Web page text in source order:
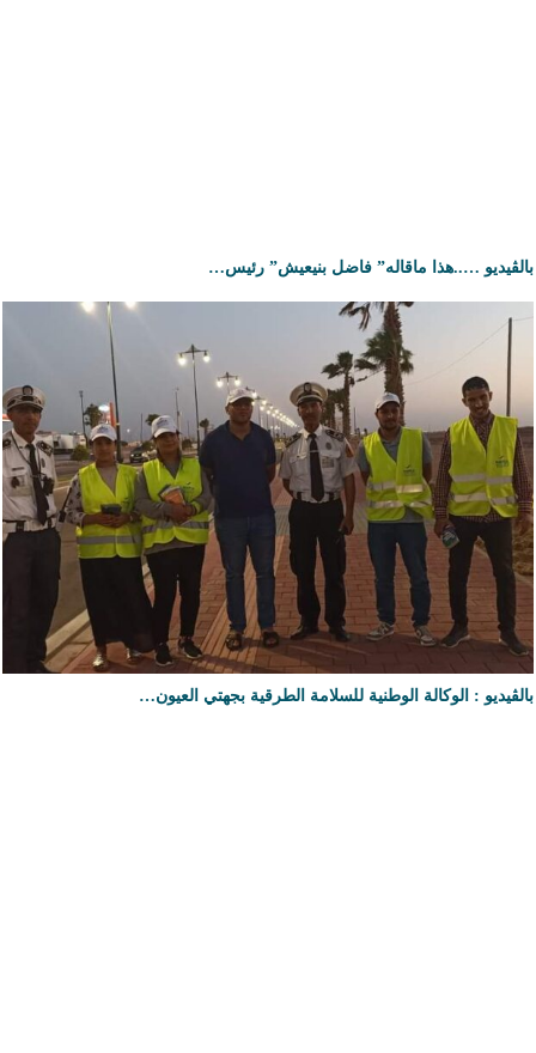
بالڤيديو …..هذا ماقاله” فاضل بنيعيش” رئيس…
بالڤيديو : الوكالة الوطنية للسلامة الطرقية بجهتي العيون…